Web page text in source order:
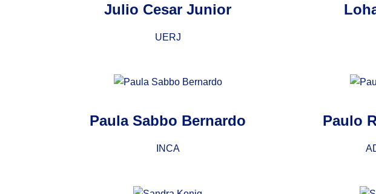
Julio Cesar Junior
UERJ
Paula Sabbo Bernardo
INCA
Paulo